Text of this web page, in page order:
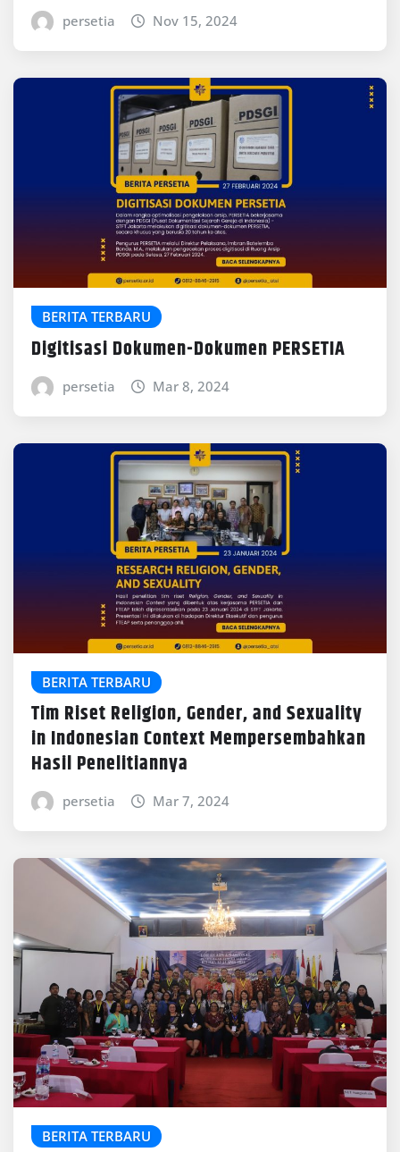
persetia Nov 15, 2024
BERITA TERBARU
Digitisasi Dokumen-Dokumen PERSETIA
persetia Mar 8, 2024
BERITA TERBARU
Tim Riset Religion, Gender, and Sexuality
in Indonesian Context Mempersembahkan
Hasil Penelitiannya
persetia Mar 7, 2024
BERITA TERBARU